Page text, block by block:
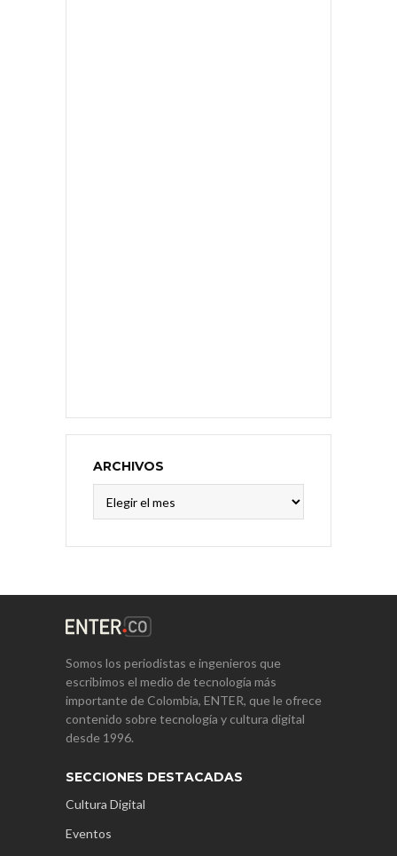
ARCHIVOS
Somos los periodistas e ingenieros que
escribimos el medio de tecnología más
importante de Colombia, ENTER, que le ofrece
contenido sobre tecnología y cultura digital
desde 1996.
SECCIONES DESTACADAS
Cultura Digital
Eventos